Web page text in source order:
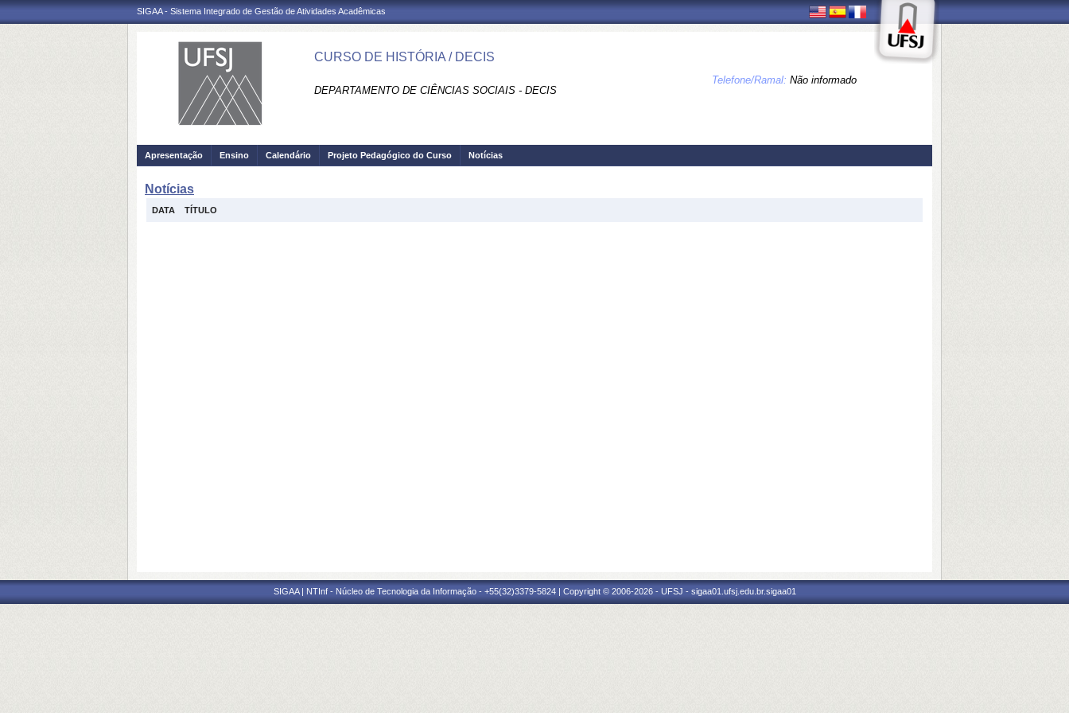
SIGAA - Sistema Integrado de Gestão de Atividades Acadêmicas
CURSO DE HISTÓRIA / DECIS
DEPARTAMENTO DE CIÊNCIAS SOCIAIS - DECIS
Telefone/Ramal: Não informado
Apresentação Ensino Calendário Projeto Pedagógico do Curso Notícias
Notícias
DATA TÍTULO
SIGAA | NTInf - Núcleo de Tecnologia da Informação - +55(32)3379-5824 | Copyright © 2006-2026 - UFSJ - sigaa01.ufsj.edu.br.sigaa01